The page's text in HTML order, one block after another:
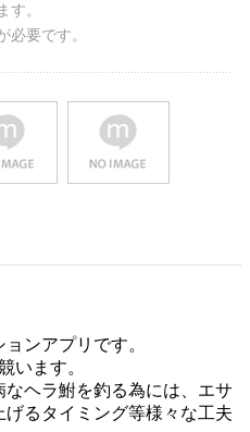
す。
必要です。
ンアプリです。
います。
ヘラ鮒を釣る為には、エサ
るタイミング等様々な工夫